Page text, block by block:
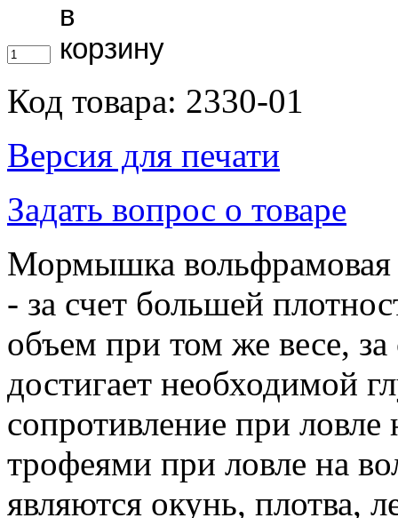
Код товара: 2330-01
Версия для печати
Задать вопрос о товаре
Мормышка вольфрамовая
- за счет большей
объем при том же весе,
достигает необходимой
сопротивление при
трофеями при ловле на
являются окунь, плотва,